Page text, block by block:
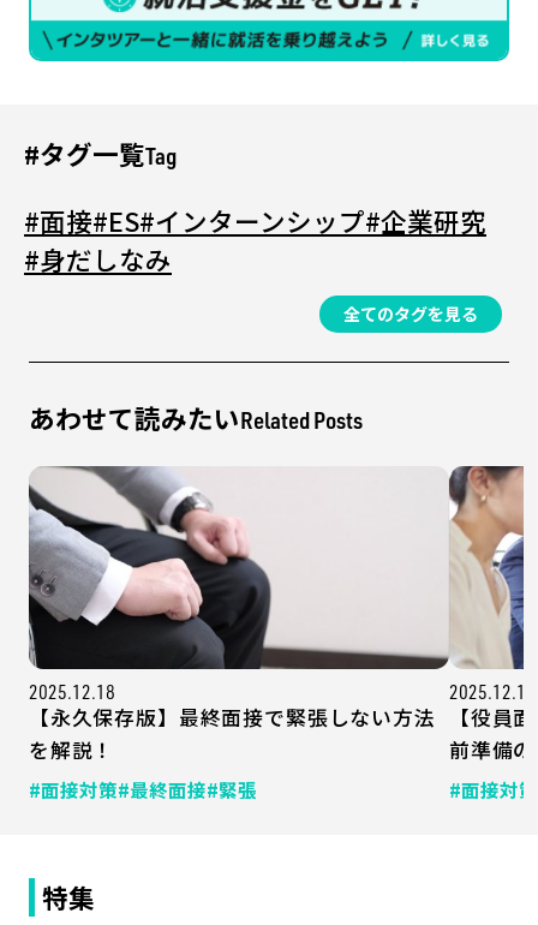
Tag
#タグ一覧
#面接#ES#インターンシップ#企業研究
#身だしなみ
全てのタグを見る
Related Posts
あわせて読みたい
2025.12.18
【永久保存版】最終面接で緊張しない方法
を解説！
#面接対策#最終面接#緊張
2025.12.15
【役員
前準備
#面接対策
特集